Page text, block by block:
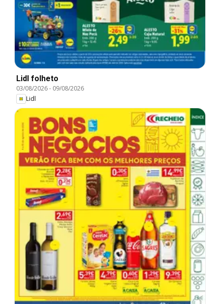
Lidl folheto
03/08/2026- 09/08/2026
Lidl